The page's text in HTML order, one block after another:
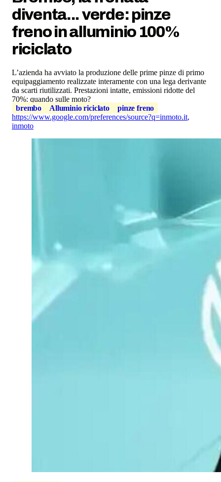
diventa... verde: pinze
freno in alluminio 100%
riciclato
L’azienda ha avviato la produzione delle prime pinze di primo
equipaggiamento realizzate interamente con una lega derivante
da scarti riutilizzati. Prestazioni intatte, emissioni ridotte del
70%: quando sulle moto?
brembo
Alluminio riciclato
pinze freno
https://www.google.com/preferences/source?q=inmoto.it,
inmoto